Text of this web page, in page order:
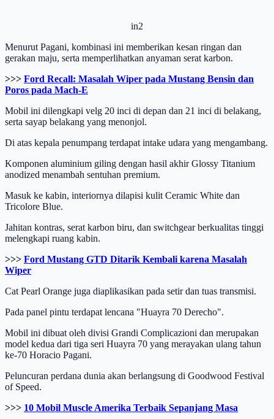
in2
Menurut Pagani, kombinasi ini memberikan kesan ringan dan
gerakan maju, serta memperlihatkan anyaman serat karbon.
>>> Ford Recall: Masalah Wiper pada Mustang Bensin dan
Poros pada Mach-E
Mobil ini dilengkapi velg 20 inci di depan dan 21 inci di belakang,
serta sayap belakang yang menonjol.
Di atas kepala penumpang terdapat intake udara yang mengambang.
Komponen aluminium giling dengan hasil akhir Glossy Titanium
anodized menambah sentuhan premium.
Masuk ke kabin, interiornya dilapisi kulit Ceramic White dan
Tricolore Blue.
Jahitan kontras, serat karbon biru, dan switchgear berkualitas tinggi
melengkapi ruang kabin.
>>> Ford Mustang GTD Ditarik Kembali karena Masalah
Wiper
Cat Pearl Orange juga diaplikasikan pada setir dan tuas transmisi.
Pada panel pintu terdapat lencana "Huayra 70 Derecho".
Mobil ini dibuat oleh divisi Grandi Complicazioni dan merupakan
model kedua dari tiga seri Huayra 70 yang merayakan ulang tahun
ke-70 Horacio Pagani.
Peluncuran perdana dunia akan berlangsung di Goodwood Festival
of Speed.
>>> 10 Mobil Muscle Amerika Terbaik Sepanjang Masa